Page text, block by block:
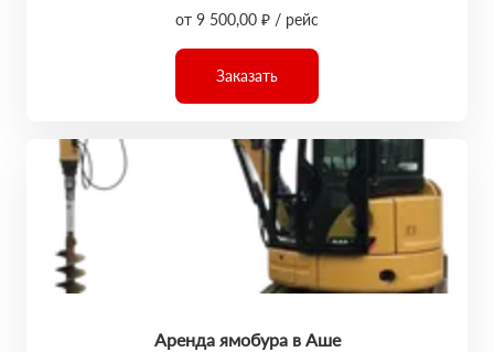
от 9 500,00 ₽ / рейс
Заказать
Аренда ямобура в Аше